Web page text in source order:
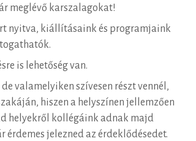
meglévő karszalagokat!
nyitva, kiállításaink és programjaink
is lehetőség van.
valamelyiken szívesen részt vennél,
hiszen a helyszínen jellemzően
helyekről kollégáink adnak majd
jelezned az érdeklődésedet.